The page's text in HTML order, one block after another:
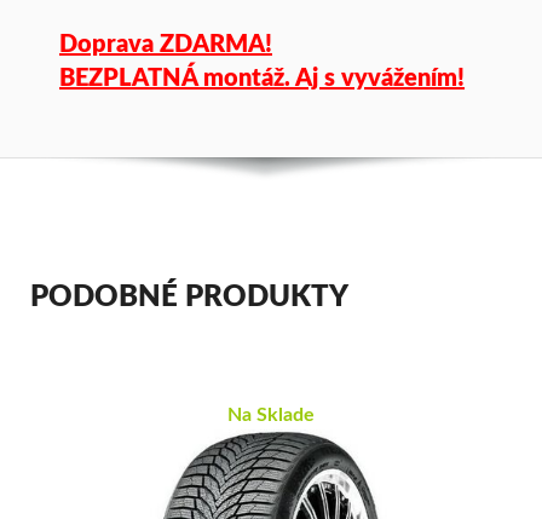
Doprava ZDARMA!
BEZPLATNÁ montáž. Aj s vyvážením!
PODOBNÉ PRODUKTY
Na Sklade